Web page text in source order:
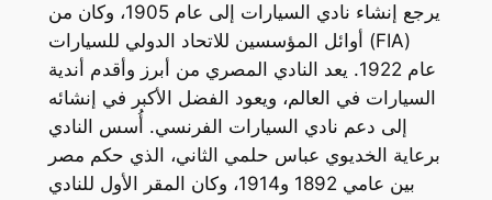
يرجع إنشاء نادي السيارات إلى عام 1905، وكان من
أوائل المؤسسين للاتحاد الدولي للسيارات (FIA)
عام 1922. يعد النادي المصري من أبرز وأقدم أندية
السيارات في العالم، ويعود الفضل الأكبر في إنشائه
إلى دعم نادي السيارات الفرنسي. أُسس النادي
برعاية الخديوي عباس حلمي الثاني، الذي حكم مصر
بين عامي 1892 و1914، وكان المقر الأول للنادي